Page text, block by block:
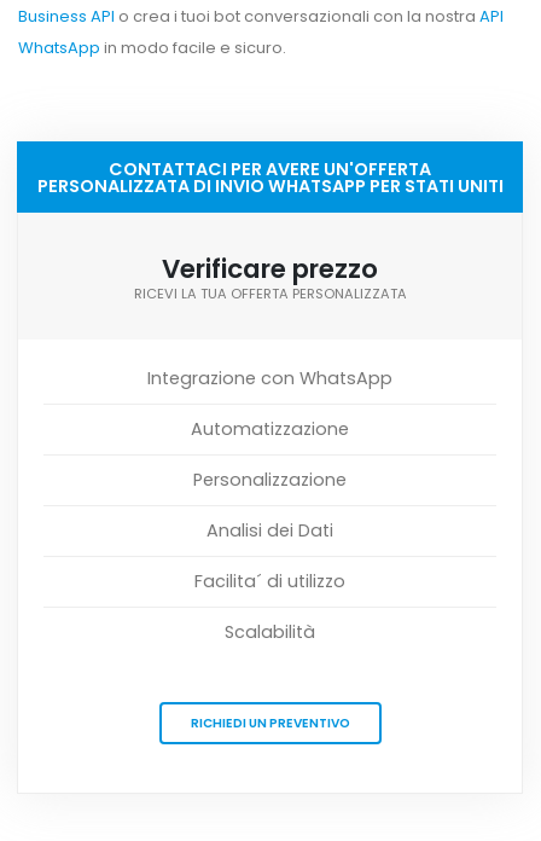
Business API o crea i tuoi bot conversazionali con la nostra API
WhatsApp in modo facile e sicuro.
CONTATTACI PER AVERE UN'OFFERTA
PERSONALIZZATA DI INVIO WHATSAPP PER STATI UNITI
Verificare prezzo
RICEVI LA TUA OFFERTA PERSONALIZZATA
Integrazione con WhatsApp
Automatizzazione
Personalizzazione
Analisi dei Dati
Facilita´ di utilizzo
Scalabilità
RICHIEDI UN PREVENTIVO